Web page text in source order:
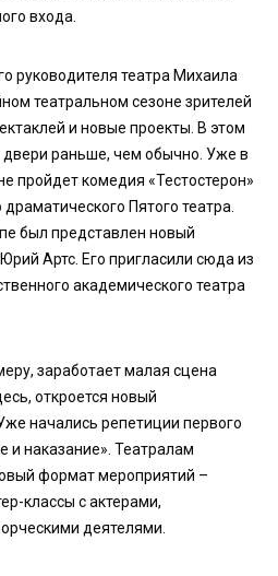
входа.
руководителя театра Михаила
театральном сезоне зрителей
и новые проекты. В этом
двери раньше, чем обычно. Уже в
пройдет комедия «Тестостерон»
Пятого театра.
был представлен новый
Артс. Его пригласили сюда из
академического театра
заработает малая сцена
откроется новый
начались репетиции первого
и наказание». Театралам
формат мероприятий –
классы с актерами,
деятелями.